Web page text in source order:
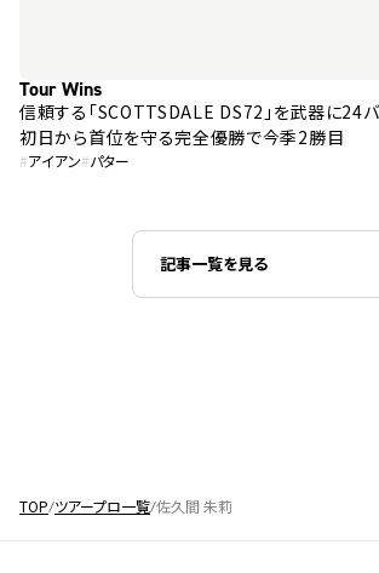
TOP ツアープロ一覧 佐久間 朱莉
Tour Wins
信頼する「SCOTTSDALE DS72」を武器に24
初日から首位を守る完全優勝で今季2勝目
#アイアン#パター
記事一覧を見る